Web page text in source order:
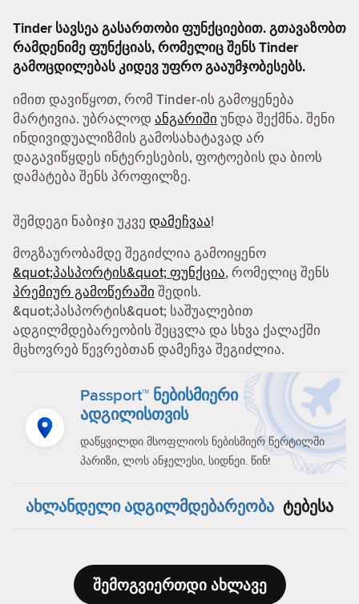
Tinder სავსეა გასართობი ფუნქციებით. გთავაზობთ
რამდენიმე ფუნქციას, რომელიც შენს Tinder
გამოცდილებას კიდევ უფრო გააუმჯობესებს.
იმით დავიწყოთ, რომ Tinder-ის გამოყენება
მარტივია. უბრალოდ ანგარიში უნდა შექმნა. შენი
ინდივიდუალიზმის გამოსახატავად არ
დაგავიწყდეს ინტერესების, ფოტოების და ბიოს
დამატება შენს პროფილზე.
შემდეგი ნაბიჯი უკვე დამეჩვაა!
მოგზაურობამდე შეგიძლია გამოიყენო
&quot;პასპორტის&quot; ფუნქცია, რომელიც შენს
პრემიურ გამოწერაში შედის.
&quot;პასპორტის&quot; საშუალებით
ადგილმდებარეობის შეცვლა და სხვა ქალაქში
მცხოვრებ წევრებთან დამეჩვა შეგიძლია.
Passport™ ნებისმიერი
ადგილისთვის
დაწყვილდი მსოფლიოს ნებისმიერ წერტილში
პარიზი, ლოს ანჯელესი, სიდნეი. წინ!
ახლანდელი ადგილმდებარეობა ტებესა
შემოგვიერთდი ახლავე